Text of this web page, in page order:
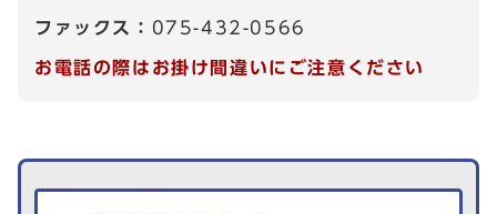
ファックス： 075-432-0566
お電話の際はお掛け間違いにご注意ください
生活情報を探す